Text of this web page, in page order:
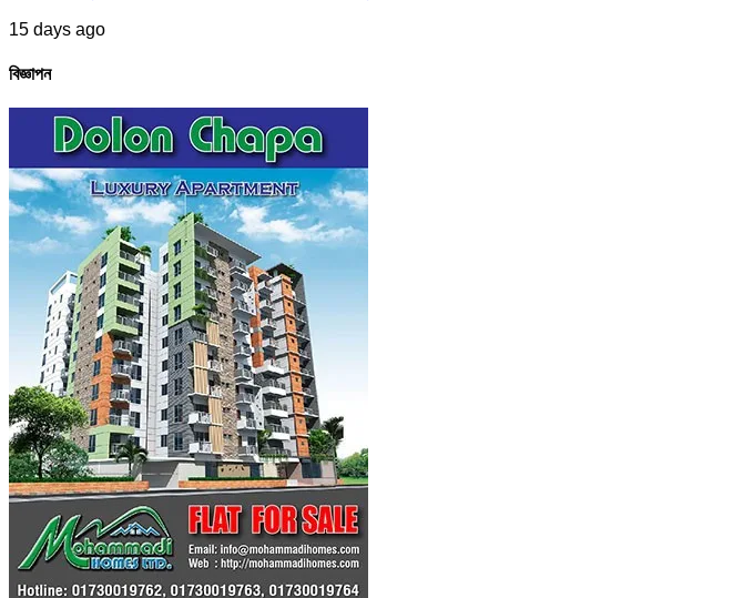
15 days ago
বিজ্ঞাপন